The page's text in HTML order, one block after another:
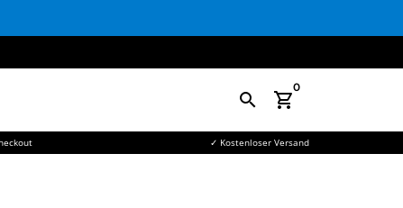
search shopping_cart
0
✓ Kostenloser Versand